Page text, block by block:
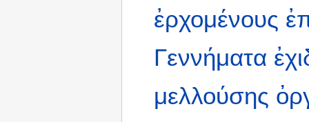
ἐρχομένους
Γεννήματα
μελλούσης